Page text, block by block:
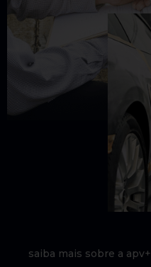
saiba mais sobre a apv+